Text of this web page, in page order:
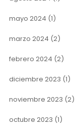
mayo 2024 (1)
marzo 2024 (2)
febrero 2024 (2)
diciembre 2023 (1)
noviembre 2023 (2)
octubre 2023 (1)